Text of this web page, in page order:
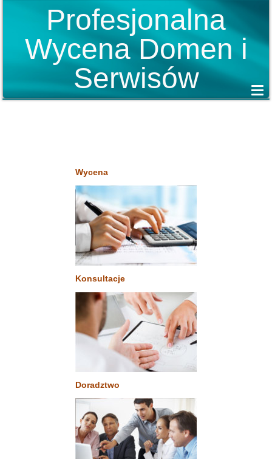
Profesjonalna
Wycena Domen i
Serwisów
Wycena
Konsultacje
Doradztwo